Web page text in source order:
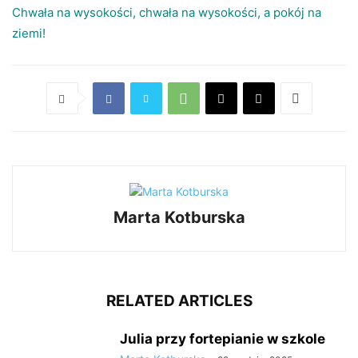
Chwała na wysokości, chwała na wysokości, a pokój na
ziemi!
Marta Kotburska
RELATED ARTICLES
Julia przy fortepianie w szkole